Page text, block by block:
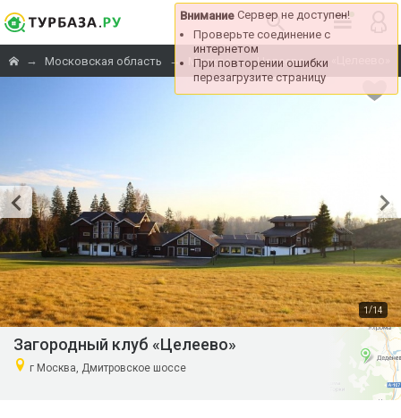
Внимание Сервер не доступен!
Проверьте соединение с
интернетом
При повторении ошибки
перезагрузите страницу
→ Московская область → Москва → Целеево →
1/14
Загородный клуб «Целеево»
г Москва, Дмитровское шоссе